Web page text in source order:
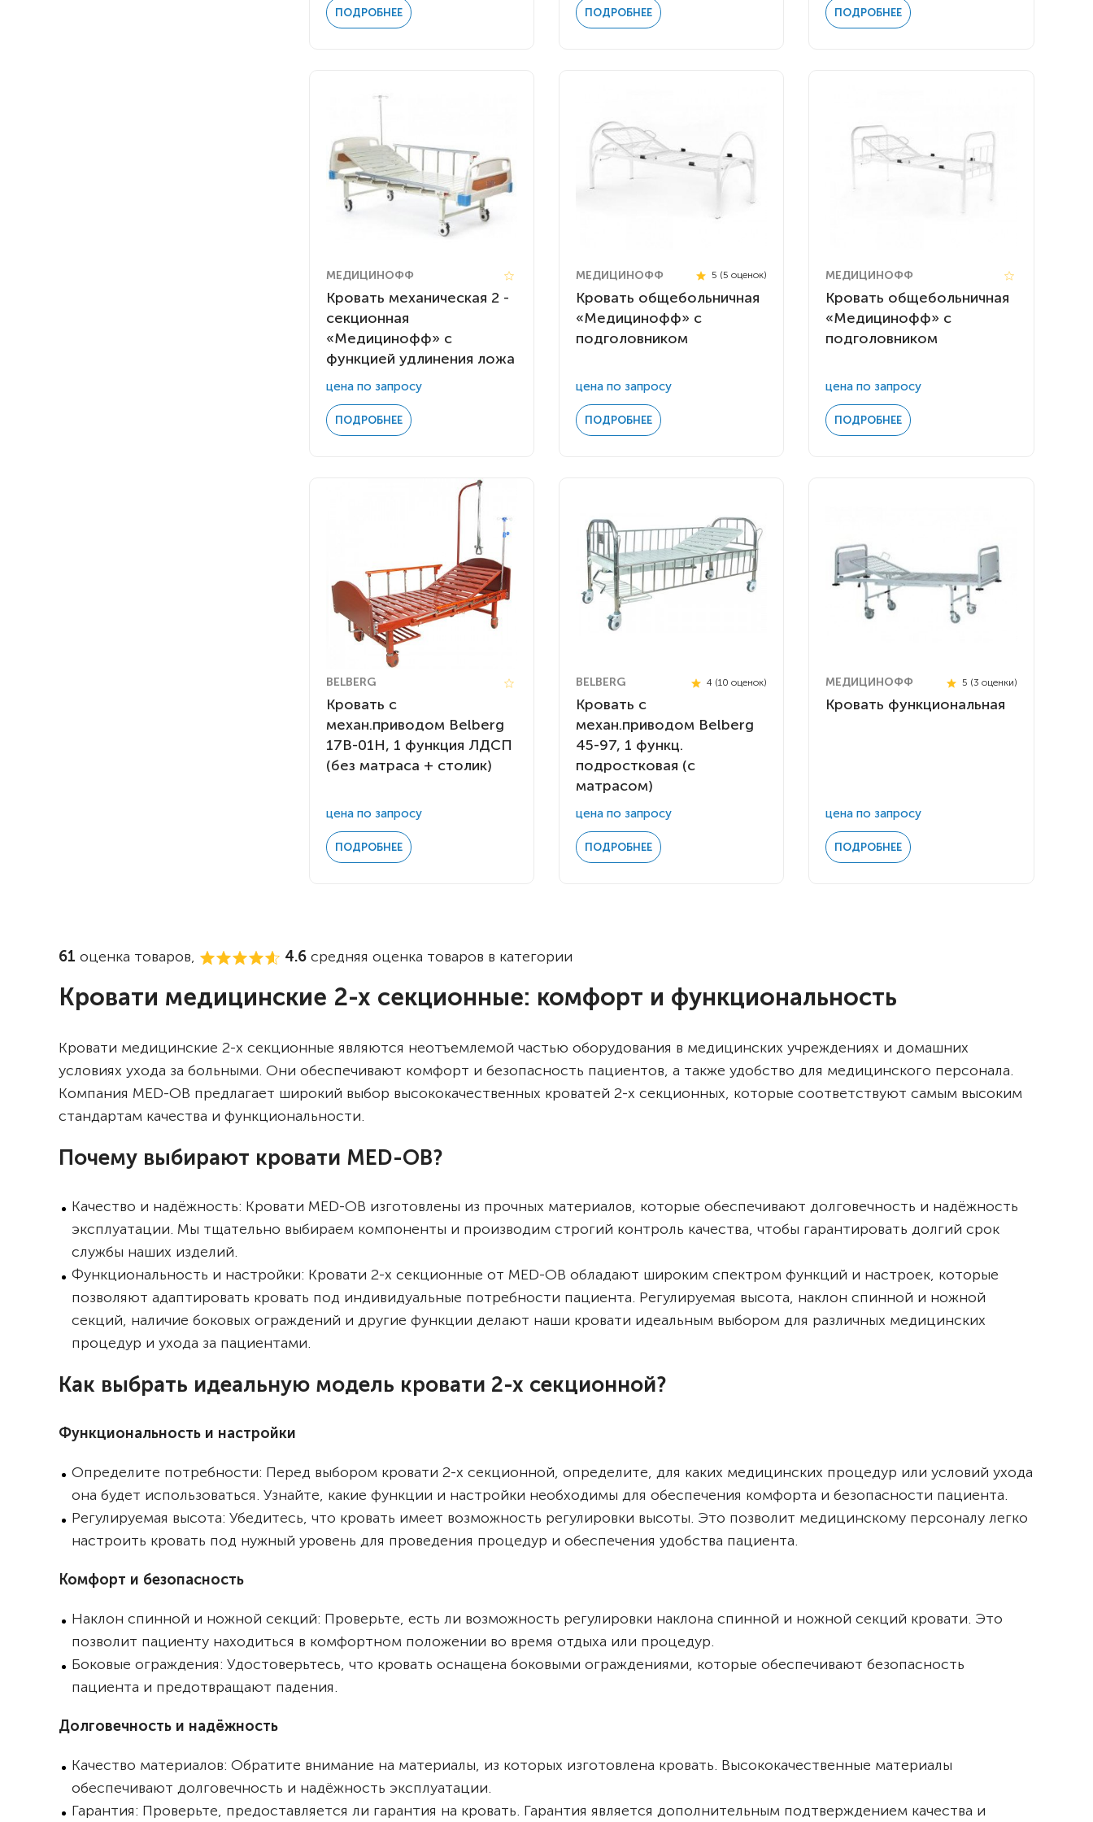
ПОДРОБНЕЕ ПОДРОБНЕЕ ПОДРОБНЕЕ
МЕДИЦИНОФФ
Кровать механическая 2 -
секционная
«Медицинофф» с
функцией удлинения ложа
цена по запросу
ПОДРОБНЕЕ
МЕДИЦИНОФФ 5 (5 оценок)
Кровать общебольничная
«Медицинофф» с
подголовником
цена по запросу
ПОДРОБНЕЕ
МЕДИЦИНОФФ
Кровать общебольничная
«Медицинофф» с
подголовником
цена по запросу
ПОДРОБНЕЕ
BELBERG
Кровать с
механ.приводом Belberg
17B-01H, 1 функция ЛДСП
(без матраса + столик)
цена по запросу
ПОДРОБНЕЕ
BELBERG 4 (10 оценок)
Кровать с
механ.приводом Belberg
45-97, 1 функц.
подростковая (с
матрасом)
цена по запросу
ПОДРОБНЕЕ
МЕДИЦИНОФФ 5 (3 оценки)
Кровать функциональная
цена по запросу
ПОДРОБНЕЕ
61 оценка товаров, 4.6 средняя оценка товаров в категории
Кровати медицинские 2-х секционные: комфорт и функциональность
Кровати медицинские 2-х секционные являются неотъемлемой частью оборудования в медицинских учреждениях и домашних
условиях ухода за больными. Они обеспечивают комфорт и безопасность пациентов, а также удобство для медицинского персонала.
Компания MED-OB предлагает широкий выбор высококачественных кроватей 2-х секционных, которые соответствуют самым высоким
стандартам качества и функциональности.
Почему выбирают кровати MED-OB?
Качество и надёжность: Кровати MED-OB изготовлены из прочных материалов, которые обеспечивают долговечность и надёжность
эксплуатации. Мы тщательно выбираем компоненты и производим строгий контроль качества, чтобы гарантировать долгий срок
службы наших изделий.
Функциональность и настройки: Кровати 2-х секционные от MED-OB обладают широким спектром функций и настроек, которые
позволяют адаптировать кровать под индивидуальные потребности пациента. Регулируемая высота, наклон спинной и ножной
секций, наличие боковых ограждений и другие функции делают наши кровати идеальным выбором для различных медицинских
процедур и ухода за пациентами.
Как выбрать идеальную модель кровати 2-х секционной?
Функциональность и настройки
Определите потребности: Перед выбором кровати 2-х секционной, определите, для каких медицинских процедур или условий ухода
она будет использоваться. Узнайте, какие функции и настройки необходимы для обеспечения комфорта и безопасности пациента.
Регулируемая высота: Убедитесь, что кровать имеет возможность регулировки высоты. Это позволит медицинскому персоналу легко
настроить кровать под нужный уровень для проведения процедур и обеспечения удобства пациента.
Комфорт и безопасность
Наклон спинной и ножной секций: Проверьте, есть ли возможность регулировки наклона спинной и ножной секций кровати. Это
позволит пациенту находиться в комфортном положении во время отдыха или процедур.
Боковые ограждения: Удостоверьтесь, что кровать оснащена боковыми ограждениями, которые обеспечивают безопасность
пациента и предотвращают падения.
Долговечность и надёжность
Качество материалов: Обратите внимание на материалы, из которых изготовлена кровать. Высококачественные материалы
обеспечивают долговечность и надёжность эксплуатации.
Гарантия: Проверьте, предоставляется ли гарантия на кровать. Гарантия является дополнительным подтверждением качества и